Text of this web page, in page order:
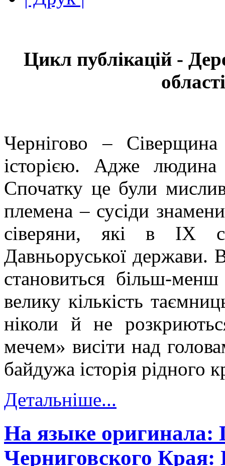
Цикл публікацій -
Чернігово –
історією. Адже
Спочатку це були
племена – сусіди
сіверяни, які в ІХ
Давньоруської держави.
становиться більш-
велику кількість
ніколи й не
мечем» висіти над
байдужа історія рідного
Детальніше...
На языке оригинала:
Черниговского